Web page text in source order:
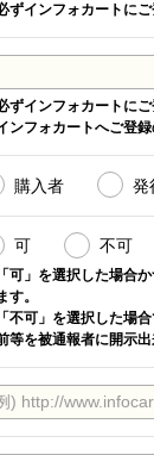
ずインフォカートにご
ずインフォカートにご
ンフォカートへご登録
購入者 発
可 不可
可」を選択した場合か
す。
不可」を選択した場合
等を被通報者に開示